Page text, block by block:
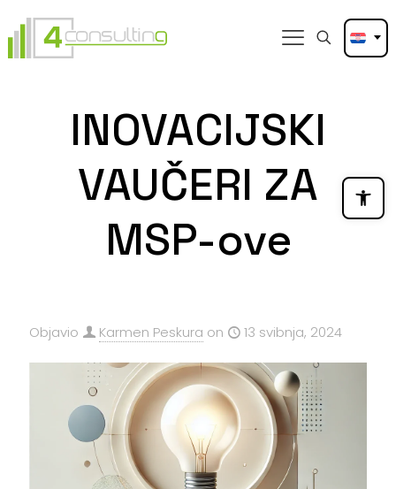
INOVACIJSKI
VAUČERI ZA
MSP-ove
Objavio Karmen Peskura on 13 svibnja, 2024